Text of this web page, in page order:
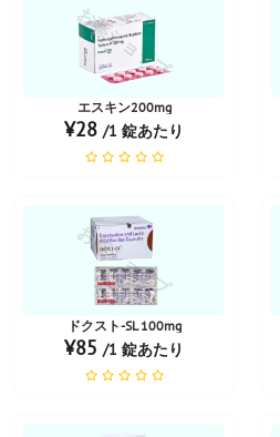
お薬ショップ
エスキン200mg
¥28 /1 錠あたり
お薬ショップ
ドクスト-SL 100mg
¥85 /1 錠あたり